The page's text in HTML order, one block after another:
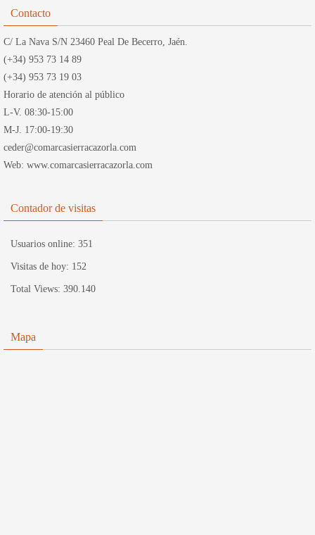
Contacto
C/ La Nava S/N 23460 Peal De Becerro, Jaén.
(+34) 953 73 14 89
(+34) 953 73 19 03
Horario de atención al público
L-V. 08:30-15:00
M-J. 17:00-19:30
ceder@comarcasierracazorla.com
Web: www.comarcasierracazorla.com
Contador de visitas
Usuarios online: 351
Visitas de hoy: 152
Total Views: 390.140
Mapa